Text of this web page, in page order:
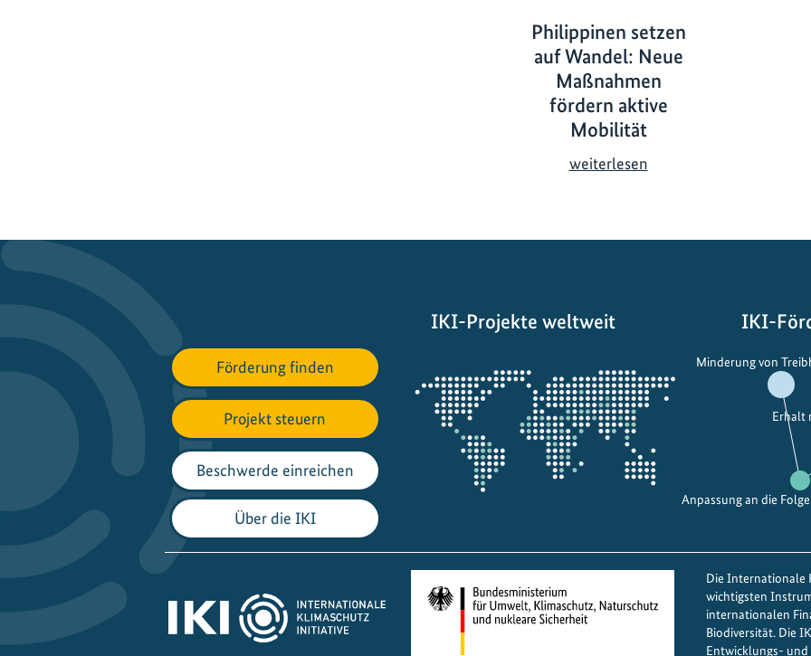
Philippinen setzen
auf Wandel: Neue
Maßnahmen
fördern aktive
Mobilität
weiterlesenP
n
s
t
z
a
u
W
Förderung finden
Projekt steuern
Beschwerde einreichen
Über die IKI
IKI-Projekte weltweit
Projektkarte
IKI-
Minderung von
Anpassung an die
Erhalt
Die Internationale
wichtigsten
internationalen
Biodiversität. Die
Entwicklungs-